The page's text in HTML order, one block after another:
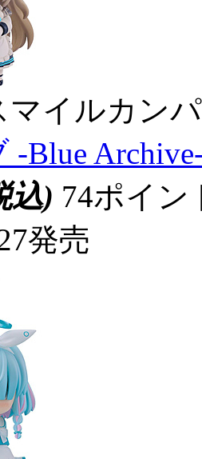
マイルカン
-Blue
込) 74ポイ
発売